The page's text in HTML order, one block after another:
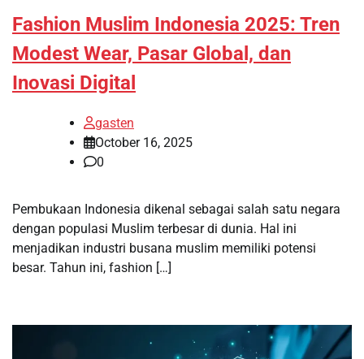
Fashion Muslim Indonesia 2025: Tren
Modest Wear, Pasar Global, dan
Inovasi Digital
gasten
October 16, 2025
0
Pembukaan Indonesia dikenal sebagai salah satu negara
dengan populasi Muslim terbesar di dunia. Hal ini
menjadikan industri busana muslim memiliki potensi
besar. Tahun ini, fashion […]